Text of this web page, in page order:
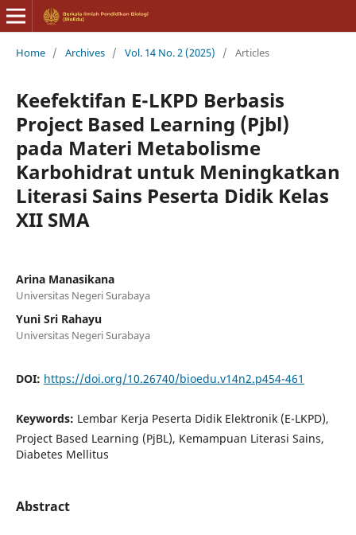
Home / Archives / Vol. 14 No. 2 (2025) / Articles
Keefektifan E-LKPD Berbasis
Project Based Learning (Pjbl)
pada Materi Metabolisme
Karbohidrat untuk Meningkatkan
Literasi Sains Peserta Didik Kelas
XII SMA
Arina Manasikana
Universitas Negeri Surabaya
Yuni Sri Rahayu
Universitas Negeri Surabaya
DOI: https://doi.org/10.26740/bioedu.v14n2.p454-461
Keywords: Lembar Kerja Peserta Didik Elektronik (E-LKPD),
Project Based Learning (PjBL), Kemampuan Literasi Sains,
Diabetes Mellitus
Abstract